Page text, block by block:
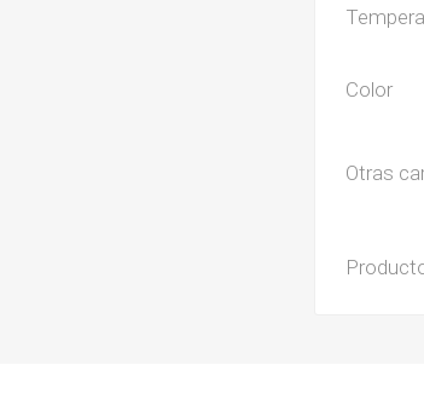
Color
Otras